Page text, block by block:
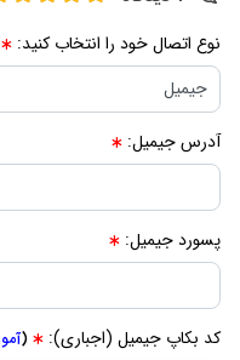
نوع اتصال خود را انتخاب کنید:
آدرس جیمیل:
پسورد جیمیل:
کد بکاپ جیمیل (اجباری): (